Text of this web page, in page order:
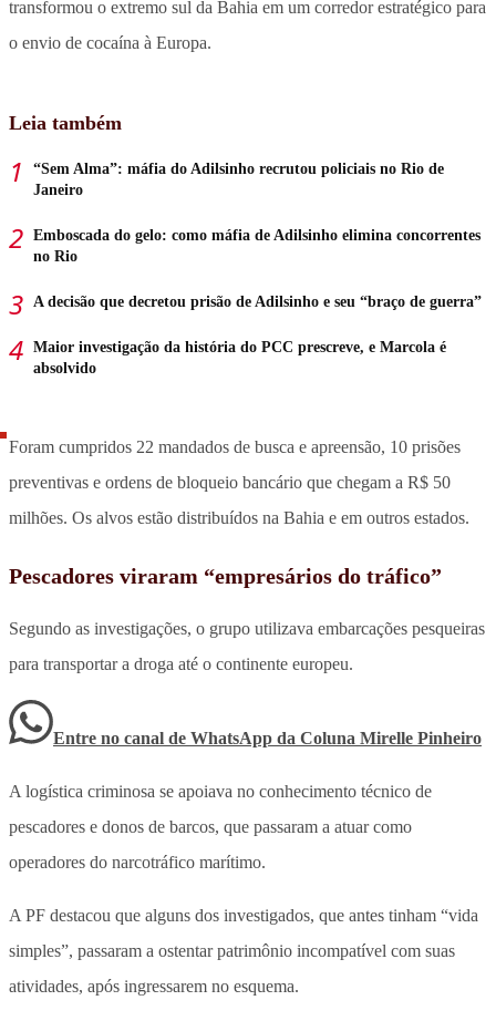
transformou o extremo sul da Bahia em um corredor estratégico para
o envio de cocaína à Europa.
Leia também
“Sem Alma”: máfia do Adilsinho recrutou policiais no Rio de
Janeiro
Emboscada do gelo: como máfia de Adilsinho elimina concorrentes
no Rio
A decisão que decretou prisão de Adilsinho e seu “braço de guerra”
Maior investigação da história do PCC prescreve, e Marcola é
absolvido
Foram cumpridos 22 mandados de busca e apreensão, 10 prisões
preventivas e ordens de bloqueio bancário que chegam a R$ 50
milhões. Os alvos estão distribuídos na Bahia e em outros estados.
Pescadores viraram “empresários do tráfico”
Segundo as investigações, o grupo utilizava embarcações pesqueiras
para transportar a droga até o continente europeu.
Entre no canal de WhatsApp da Coluna Mirelle Pinheiro
A logística criminosa se apoiava no conhecimento técnico de
pescadores e donos de barcos, que passaram a atuar como
operadores do narcotráfico marítimo.
A PF destacou que alguns dos investigados, que antes tinham “vida
simples”, passaram a ostentar patrimônio incompatível com suas
atividades, após ingressarem no esquema.